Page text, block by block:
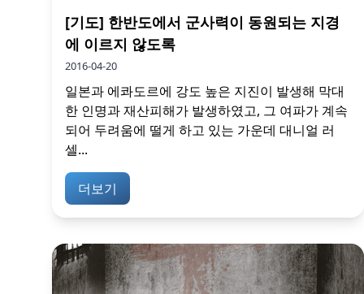
[기도] 한반도에서 군사력이 동원되는 지경
에 이르지 않도록
2016-04-20
일본과 에콰도르에 강도 높은 지진이 발생해 막대
한 인명과 재산피해가 발생하였고, 그 여파가 계속
되어 두려움에 떨게 하고 있는 가운데 대니얼 러
셀...
더보기